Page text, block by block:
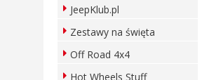
JeepKlub.pl
Zestawy na święta
Off Road 4x4
Hot Wheels Stuff